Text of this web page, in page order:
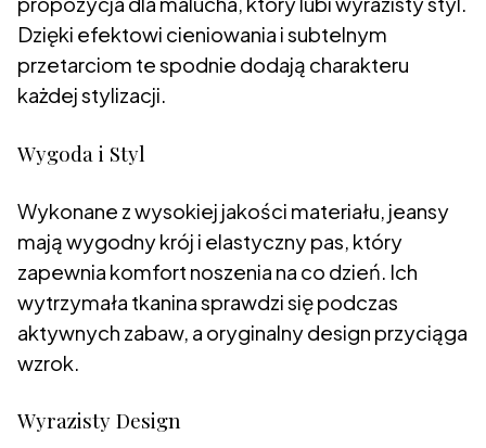
Dzięki efektowi cieniowania i subtelnym
przetarciom te spodnie dodają charakteru
każdej stylizacji.
Wygoda i Styl
Wykonane z wysokiej jakości materiału, jeansy
mają wygodny krój i elastyczny pas, który
zapewnia komfort noszenia na co dzień. Ich
wytrzymała tkanina sprawdzi się podczas
aktywnych zabaw, a oryginalny design przyciąga
wzrok.
Wyrazisty Design